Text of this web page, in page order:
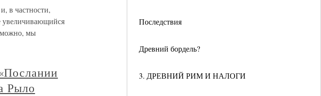
Последствия
Древний бордель?
3. ДРЕВНИЙ РИМ И НАЛОГИ
в частности,
увеличивающийся
мы
Рыло